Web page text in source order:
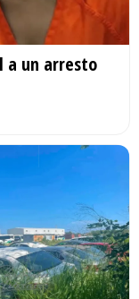
a un arresto